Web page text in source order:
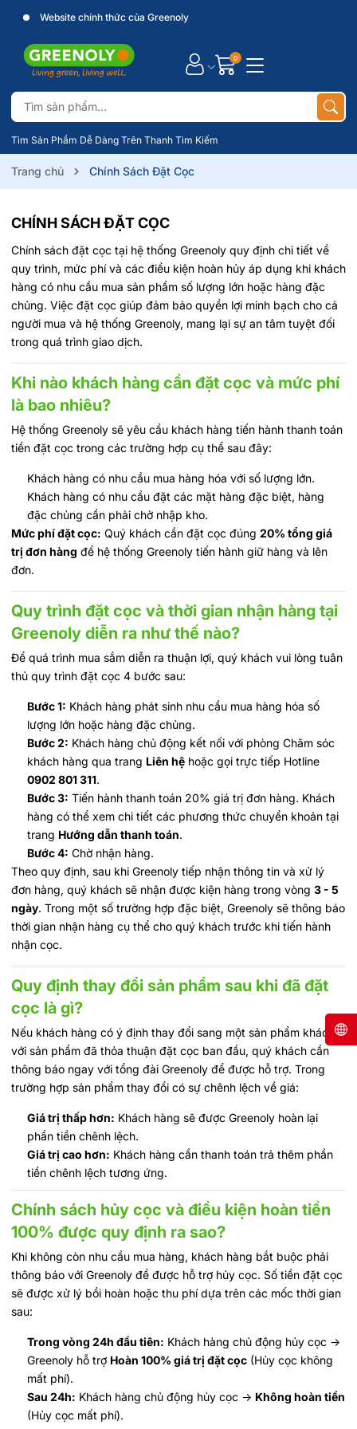
Website chính thức của Greenoly
Tìm Sản Phẩm Dễ Dàng Trên Thanh Tìm Kiếm
0
Trang chủ Chính Sách Đặt Cọc
CHÍNH SÁCH ĐẶT CỌC
Chính sách đặt cọc tại hệ thống Greenoly quy định chi tiết về
quy trình, mức phí và các điều kiện hoàn hủy áp dụng khi khách
hàng có nhu cầu mua sản phẩm số lượng lớn hoặc hàng đặc
chủng. Việc đặt cọc giúp đảm bảo quyền lợi minh bạch cho cả
người mua và hệ thống Greenoly, mang lại sự an tâm tuyệt đối
trong quá trình giao dịch.
Khi nào khách hàng cần đặt cọc và mức phí
là bao nhiêu?
Hệ thống Greenoly sẽ yêu cầu khách hàng tiến hành thanh toán
tiền đặt cọc trong các trường hợp cụ thể sau đây:
Khách hàng có nhu cầu mua hàng hóa với số lượng lớn.
Khách hàng có nhu cầu đặt các mặt hàng đặc biệt, hàng
đặc chủng cần phải chờ nhập kho.
Mức phí đặt cọc: Quý khách cần đặt cọc đúng 20% tổng giá
trị đơn hàng để hệ thống Greenoly tiến hành giữ hàng và lên
đơn.
Quy trình đặt cọc và thời gian nhận hàng tại
Greenoly diễn ra như thế nào?
Để quá trình mua sắm diễn ra thuận lợi, quý khách vui lòng tuân
thủ quy trình đặt cọc 4 bước sau:
Bước 1: Khách hàng phát sinh nhu cầu mua hàng hóa số
lượng lớn hoặc hàng đặc chủng.
Bước 2: Khách hàng chủ động kết nối với phòng Chăm sóc
khách hàng qua trang Liên hệ hoặc gọi trực tiếp Hotline
0902 801 311.
Bước 3: Tiến hành thanh toán 20% giá trị đơn hàng. Khách
hàng có thể xem chi tiết các phương thức chuyển khoản tại
trang Hướng dẫn thanh toán.
Bước 4: Chờ nhận hàng.
Theo quy định, sau khi Greenoly tiếp nhận thông tin và xử lý
đơn hàng, quý khách sẽ nhận được kiện hàng trong vòng 3 - 5
ngày. Trong một số trường hợp đặc biệt, Greenoly sẽ thông báo
thời gian nhận hàng cụ thể cho quý khách trước khi tiến hành
nhận cọc.
Quy định thay đổi sản phẩm sau khi đã đặt
cọc là gì?
Nếu khách hàng có ý định thay đổi sang một sản phẩm khác
với sản phẩm đã thỏa thuận đặt cọc ban đầu, quý khách cần
thông báo ngay với tổng đài Greenoly để được hỗ trợ. Trong
trường hợp sản phẩm thay đổi có sự chênh lệch về giá:
Giá trị thấp hơn: Khách hàng sẽ được Greenoly hoàn lại
phần tiền chênh lệch.
Giá trị cao hơn: Khách hàng cần thanh toán trả thêm phần
tiền chênh lệch tương ứng.
Chính sách hủy cọc và điều kiện hoàn tiền
100% được quy định ra sao?
Khi không còn nhu cầu mua hàng, khách hàng bắt buộc phải
thông báo với Greenoly để được hỗ trợ hủy cọc. Số tiền đặt cọc
sẽ được xử lý bồi hoàn hoặc thu phí dựa trên các mốc thời gian
sau:
Trong vòng 24h đầu tiên: Khách hàng chủ động hủy cọc ->
Greenoly hỗ trợ Hoàn 100% giá trị đặt cọc (Hủy cọc không
mất phí).
Sau 24h: Khách hàng chủ động hủy cọc -> Không hoàn tiền
(Hủy cọc mất phí).